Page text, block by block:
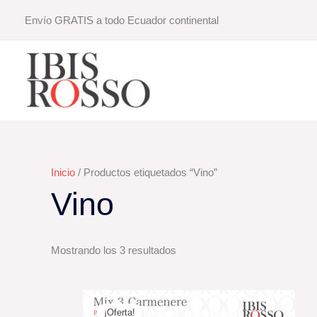
Envío GRATIS a todo Ecuador continental
Inicio / Productos etiquetados “Vino”
Vino
Mostrando los 3 resultados
¡Oferta!
El
precio precio